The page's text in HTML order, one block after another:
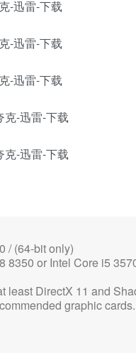
(64-bit only)
or Intel Core i5
least DirectX 11 and
graphic cards.